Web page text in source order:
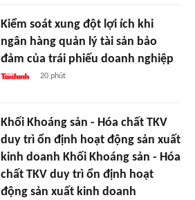
Kiểm soát xung đột lợi ích khi
ngân hàng quản lý tài sản bảo
đảm của trái phiếu doanh nghiệp
20 phút
Khối Khoáng sản - Hóa chất TKV
duy trì ổn định hoạt động sản xuất
kinh doanh Khối Khoáng sản - Hóa
chất TKV duy trì ổn định hoạt
động sản xuất kinh doanh